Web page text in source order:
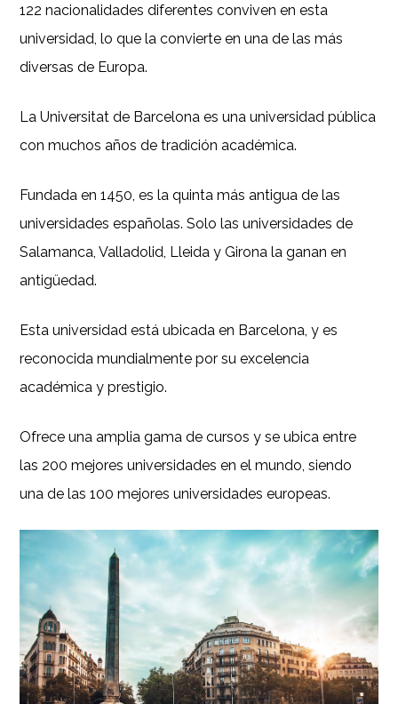
122 nacionalidades diferentes conviven en esta
universidad, lo que la convierte en una de las más
diversas de Europa.
La Universitat de Barcelona es una universidad pública
con muchos años de tradición académica.
Fundada en 1450, es la quinta más antigua de las
universidades españolas. Solo las universidades de
Salamanca, Valladolid, Lleida y Girona la ganan en
antigüedad.
Esta universidad está ubicada en Barcelona, y es
reconocida mundialmente por su excelencia
académica y prestigio.
Ofrece una amplia gama de cursos y se ubica entre
las 200 mejores universidades en el mundo, siendo
una de las 100 mejores universidades europeas.